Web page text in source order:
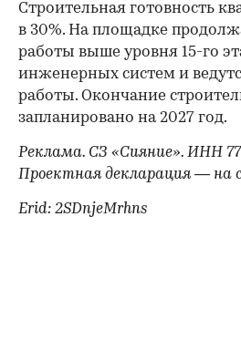
Строительная готовность
в 30%. На площадке
работы выше уровня 15-го
инженерных систем и
работы. Окончание
запланировано на 2027 год.
Реклама. СЗ «Сияние». ИНН
Проектная декларация — на
Erid: 2SDnjeMrhns